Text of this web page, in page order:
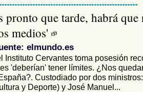
pronto que tarde, habrá que
medios'
elmundo.es
Instituto Cervantes toma posesión
'deberían' tener límites. ¿Nos
Custodiado por dos
y Deporte) y José Manuel...